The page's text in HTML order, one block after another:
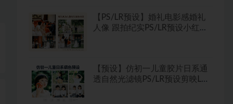
【PS/LR预设】婚礼电影感婚礼
人像 跟拍纪实PS/LR预设小红书
【预设】仿初一儿童胶片日系通
透自然光滤镜PS/LR预设剪映LUT